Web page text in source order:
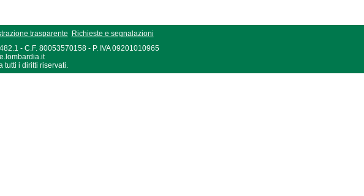
trasparente
Richieste e segnalazioni
- C.F. 80053570158 - P. IVA 09201010965
tutti i diritti riservati.